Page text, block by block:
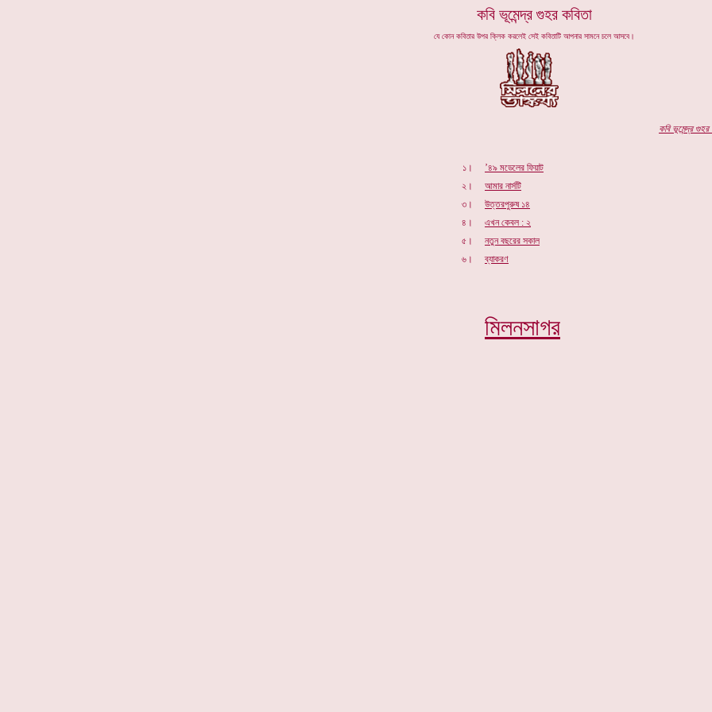
কবি ভূমেন্দ্র গুহর কবিতা
যে কোন কবিতার উপর ক্লিক করলেই সেই কবিতাটি আপনার সামনে চলে আসবে।
’৪৯ মডেলের ফিয়াট
আমার নার্সটি
উত্তরপুরুষ ১৪
এখন কেবল : ২
নতুন বছরের সকাল
ব্যাকরণ
মিলনসাগর
কবিভূমেন্দ্র গুহর
১।
২।
৩।
৪।
৫।
৬।